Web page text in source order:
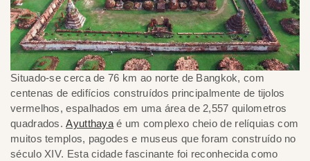
Situado-se cerca de 76 km ao norte de Bangkok, com
centenas de edifícios construídos principalmente de tijolos
vermelhos, espalhados em uma área de 2,557 quilometros
quadrados.Ayutthaya é um complexo cheio de relíquias com
muitos templos, pagodes e museus que foram construído no
século XIV. Esta cidade fascinante foi reconhecida como